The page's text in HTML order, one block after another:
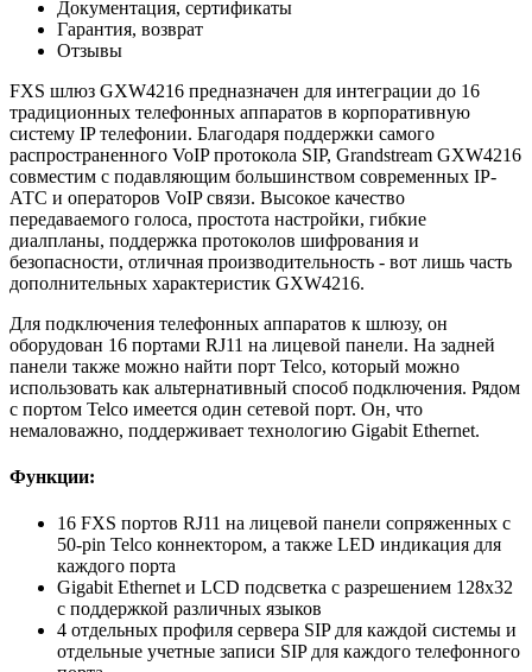
Документация, сертификаты
Гарантия, возврат
Отзывы
FXS шлюз GXW4216 предназначен для интеграции до 16
традиционных телефонных аппаратов в корпоративную
систему IP телефонии. Благодаря поддержки самого
распространенного VoIP протокола SIP, Grandstream GXW4216
совместим с подавляющим большинством современных IP-
АТС и операторов VoIP связи. Высокое качество
передаваемого голоса, простота настройки, гибкие
диалпланы, поддержка протоколов шифрования и
безопасности, отличная производительность - вот лишь часть
дополнительных характеристик GXW4216.
Для подключения телефонных аппаратов к шлюзу, он
оборудован 16 портами RJ11 на лицевой панели. На задней
панели также можно найти порт Telco, который можно
использовать как альтернативный способ подключения. Рядом
с портом Telco имеется один сетевой порт. Он, что
немаловажно, поддерживает технологию Gigabit Ethernet.
Функции:
16 FXS портов RJ11 на лицевой панели сопряженных c
50-pin Telco коннектором, а также LED индикация для
каждого порта
Gigabit Ethernet и LCD подсветка с разрешением 128х32
с поддержкой различных языков
4 отдельных профиля сервера SIP для каждой системы и
отдельные учетные записи SIP для каждого телефонного